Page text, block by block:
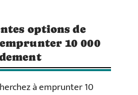
options de
10 000
à emprunter 10